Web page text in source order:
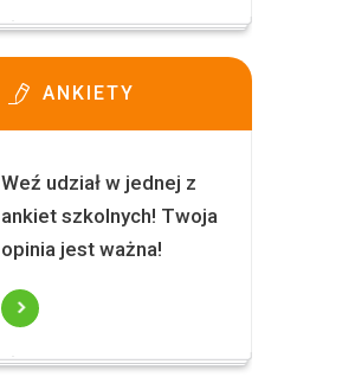
ANKIETY
Weź udział w jednej z
ankiet szkolnych! Twoja
opinia jest ważna!